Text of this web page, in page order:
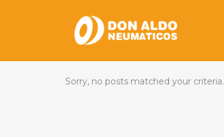
Sorry, no posts matched your criteria.